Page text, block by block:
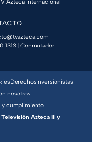
Azteca Internacional
1313 | Conmutador
DerechosInversionistas
nosotros
y cumplimiento
Azteca III y